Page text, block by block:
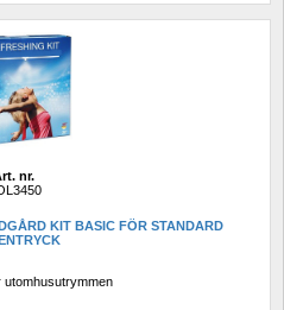
nr.
KIT BASIC FÖR STANDARD
utomhusutrymmen